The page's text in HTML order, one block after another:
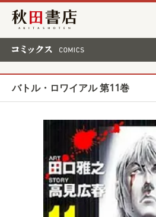
秋田書店
バトル・ロワイアル 第11巻